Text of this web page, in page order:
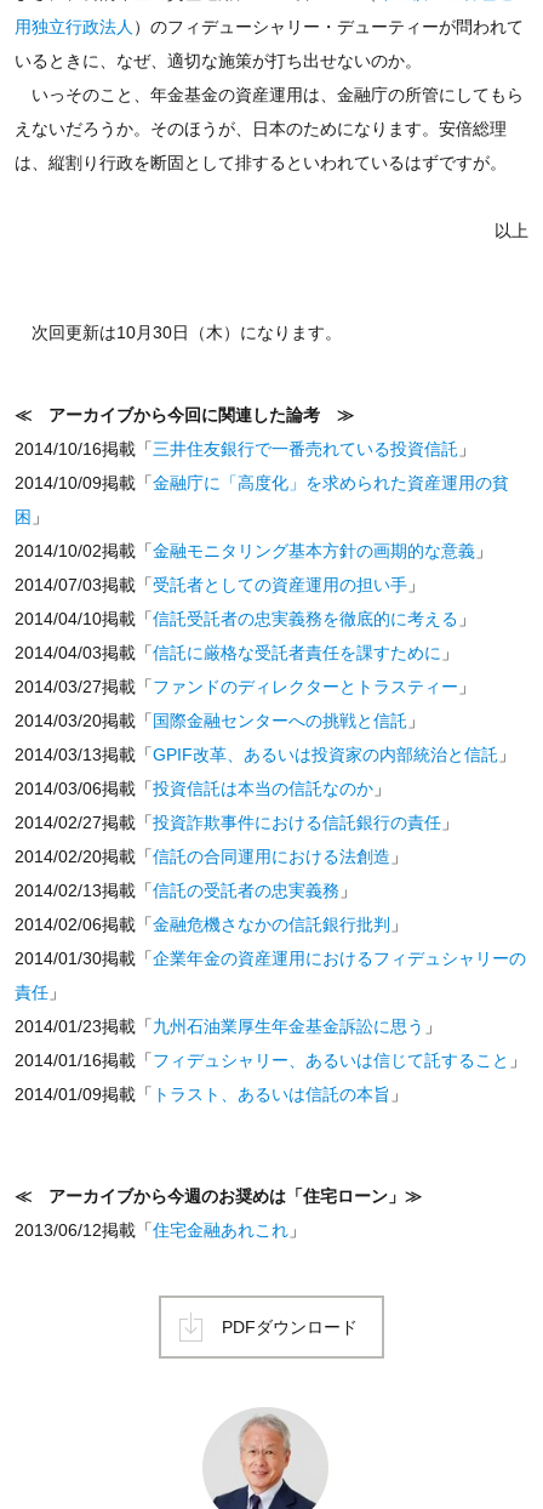
用独立行政法人 ）のフィデューシャリー・デューティーが問われて
いるときに、なぜ、適切な施策が打ち出せないのか。
いっそのこと、年金基金の資産運用は、金融庁の所管にしてもら
えないだろうか。そのほうが、日本のためになります。安倍総理
は、縦割り行政を断固として排するといわれているはずですが。
以上
次回更新は10月30日（木）になります。
≪ アーカイブから今回に関連した論考 ≫
2014/10/16掲載「三井住友銀行で一番売れている投資信託 」
2014/10/09掲載「金融庁に「高度化」を求められた資産運用の貧
困 」
2014/10/02掲載「金融モニタリング基本方針の画期的な意義」
2014/07/03掲載「受託者としての資産運用の担い手」
2014/04/10掲載「信託受託者の忠実義務を徹底的に考える 」
2014/04/03掲載「信託に厳格な受託者責任を課すために 」
2014/03/27掲載「ファンドのディレクターとトラスティー 」
2014/03/20掲載「国際金融センターへの挑戦と信託 」
2014/03/13掲載「GPIF改革、あるいは投資家の内部統治と信託 」
2014/03/06掲載「投資信託は本当の信託なのか」
2014/02/27掲載「投資詐欺事件における信託銀行の責任」
2014/02/20掲載「信託の合同運用における法創造 」
2014/02/13掲載「信託の受託者の忠実義務 」
2014/02/06掲載「金融危機さなかの信託銀行批判 」
2014/01/30掲載「企業年金の資産運用におけるフィデュシャリーの
責任」
2014/01/23掲載「九州石油業厚生年金基金訴訟に思う 」
2014/01/16掲載「フィデュシャリー、あるいは信じて託すること 」
2014/01/09掲載「 トラスト、あるいは信託の本旨 」
≪ アーカイブから今週のお奨めは「住宅ローン」≫
2013/06/12掲載「住宅金融あれこれ」
PDFダウンロード